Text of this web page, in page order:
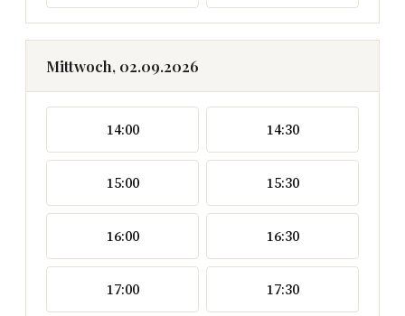
Mittwoch, 02.09.2026
14:00 14:30
15:00 15:30
16:00 16:30
17:00 17:30